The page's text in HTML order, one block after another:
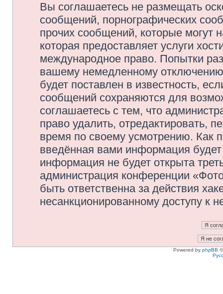
Вы соглашаетесь не размещать
сообщений, порнографических
прочих сообщений, которые могут
которая предоставляет услуги
международное право. Попытки
вашему немедленному
будет поставлен в известность,
сообщений сохраняются для
соглашаетесь с тем, что
право удалить, отредактировать,
время по своему усмотрению. Как
введённая вами информация
информация не будет открыта
администрация конференции
быть ответственна за действия
несанкционированному доступу к
Powered by phpBB